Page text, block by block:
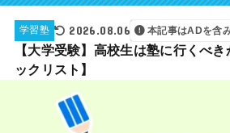
学習塾 2026.08.06 本記事はADを含
【大学受験】高校生は塾に行くべ
ックリスト】